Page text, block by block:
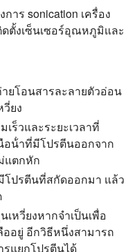
าร sonication เครื่อง
ตั้งเซ็นเซอร์อุณหภูมิและ
ยโอนสารละลายตัวอ่อน
ยง
ร็วและระยะเวลาที่
อน้ําที่มีโปรตีนออกจาก
แตกหัก
โปรตีนที่สกัดออกมา แล้ว
หวี่ยงหากจําเป็นเพื่อ
อยู่ อีกวิธีหนึ่งสามารถ
รแยกโปรตีนได้